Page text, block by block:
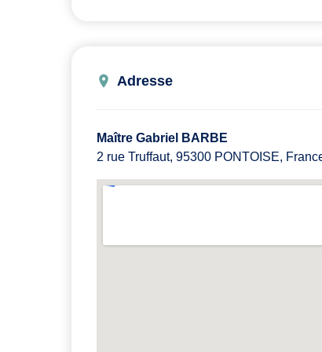
Adresse
Maître Gabriel BARBE
2 rue Truffaut, 95300 PONTOISE,